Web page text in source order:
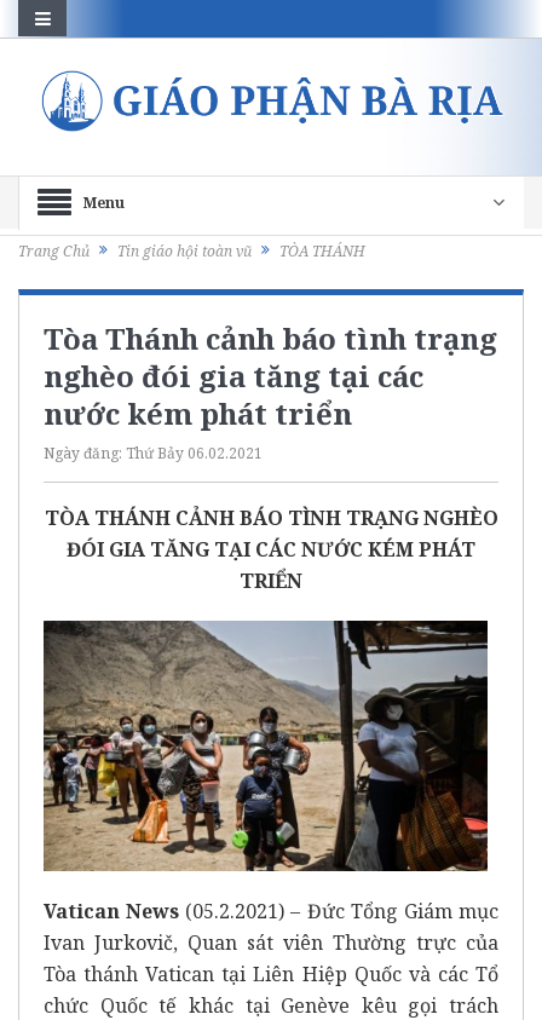
Menu
Trang Chủ Tin giáo hội toàn vũ TÒA THÁNH
Tòa Thánh cảnh báo tình trạng
nghèo đói gia tăng tại các
nước kém phát triển
Ngày đăng: Thứ Bảy 06.02.2021
TÒA THÁNH CẢNH BÁO TÌNH TRẠNG NGHÈO
ĐÓI GIA TĂNG TẠI CÁC NƯỚC KÉM PHÁT
TRIỂN
Vatican News (05.2.2021) – Đức Tổng Giám mục
Ivan Jurkovič, Quan sát viên Thường trực của
Tòa thánh Vatican tại Liên Hiệp Quốc và các Tổ
chức Quốc tế khác tại Genève kêu gọi trách